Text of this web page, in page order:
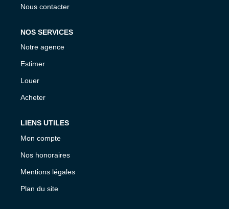
Nous contacter
NOS SERVICES
Notre agence
Estimer
Louer
Acheter
LIENS UTILES
Mon compte
Nos honoraires
Mentions légales
Plan du site